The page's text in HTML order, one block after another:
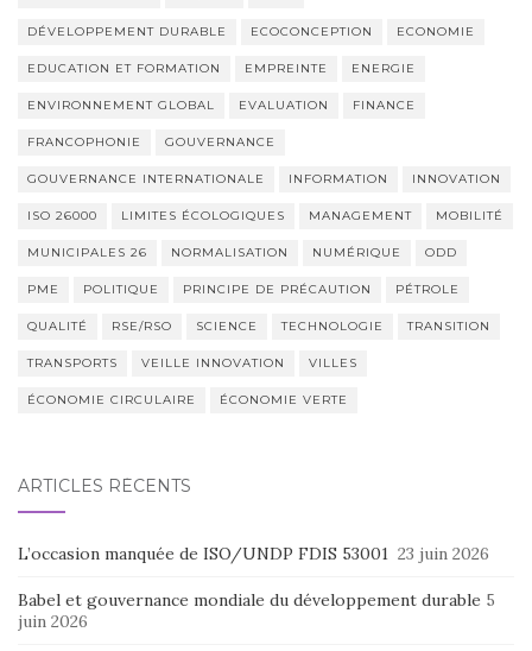
DÉVELOPPEMENT DURABLE ECOCONCEPTION ECONOMIE
EDUCATION ET FORMATION EMPREINTE ENERGIE
ENVIRONNEMENT GLOBAL EVALUATION FINANCE
FRANCOPHONIE GOUVERNANCE
GOUVERNANCE INTERNATIONALE INFORMATION INNOVATION
ISO 26000 LIMITES ÉCOLOGIQUES MANAGEMENT MOBILITÉ
MUNICIPALES 26 NORMALISATION NUMÉRIQUE ODD
PME POLITIQUE PRINCIPE DE PRÉCAUTION PÉTROLE
QUALITÉ RSE/RSO SCIENCE TECHNOLOGIE TRANSITION
TRANSPORTS VEILLE INNOVATION VILLES
ÉCONOMIE CIRCULAIRE ÉCONOMIE VERTE
ARTICLES RÉCENTS
L’occasion manquée de ISO/UNDP FDIS 53001 23 juin 2026
Babel et gouvernance mondiale du développement durable 5
juin 2026